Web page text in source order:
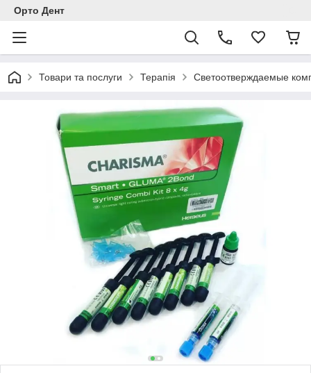
Орто Дент
Товари та послуги Терапія Светоотверждаемые